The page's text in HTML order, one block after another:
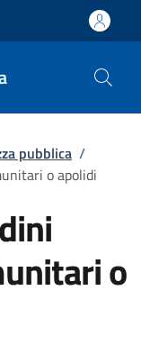
pubblica /
o apolidi
o